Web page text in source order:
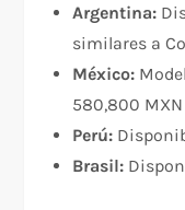
Argentina:
similares a
México:
580,800
Perú:
Brasil: